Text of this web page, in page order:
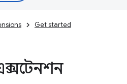
Get started